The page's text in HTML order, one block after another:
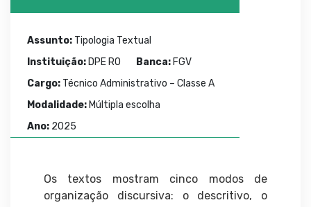
Assunto: Tipologia Textual
Instituição: DPE RO Banca: FGV
Cargo: Técnico Administrativo – Classe A
Modalidade: Múltipla escolha
Ano: 2025
Os textos mostram cinco modos de
organização discursiva: o descritivo, o